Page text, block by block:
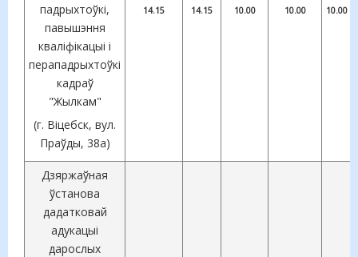
падрыхтоўкі,
павышэння
кваліфікацыі і
перападрыхтоўкі
кадраў
"Жылкам"
(г. Віцебск, вул.
Праўды, 38а)
14.15 14.15 10.00 10.00 10.00
Дзяржаўная
ўстанова
дадатковай
адукацыі
дарослых